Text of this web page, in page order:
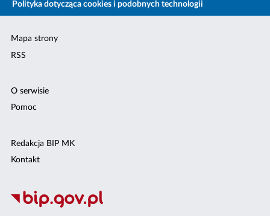
Polityka dotycząca cookies i podobnych technologii
Mapa strony
RSS
O serwisie
Pomoc
Redakcja BIP MK
Kontakt